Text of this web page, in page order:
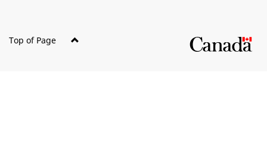
Top of Page